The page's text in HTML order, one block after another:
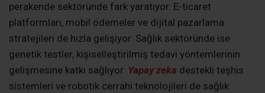
perakende sektöründe fark yaratıyor. E-ticaret
platformları, mobil ödemeler ve dijital pazarlama
stratejileri de hızla gelişiyor. Sağlık sektöründe ise
genetik testler, kişiselleştirilmiş tedavi yöntemlerinin
gelişmesine katkı sağlıyor. Yapay zeka destekli teşhis
sistemleri ve robotik cerrahi teknolojileri de sağlık